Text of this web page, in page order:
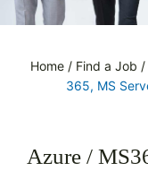
Home / Find a Job /
365, MS
Azure /